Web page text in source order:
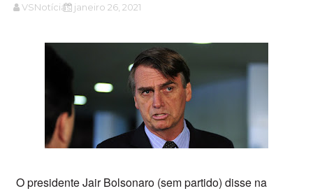
VSNotícias janeiro 26, 2021
O presidente Jair Bolsonaro (sem partido) disse na